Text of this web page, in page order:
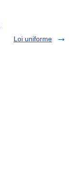
Loi uniforme